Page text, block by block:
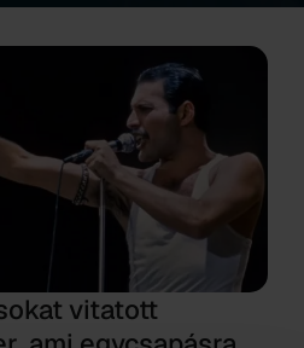
vitatott